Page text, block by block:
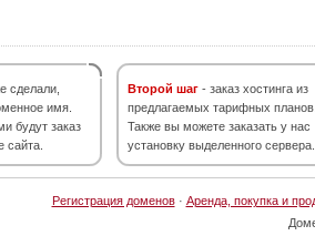
сделали,
имя.
будут заказ
сайта.
Второй шаг - заказ хостинга из
предлагаемых тарифных планов.
Также вы можете заказать у нас
установку выделенного сервера.
Регистрация доменов· Аренда, покупка и